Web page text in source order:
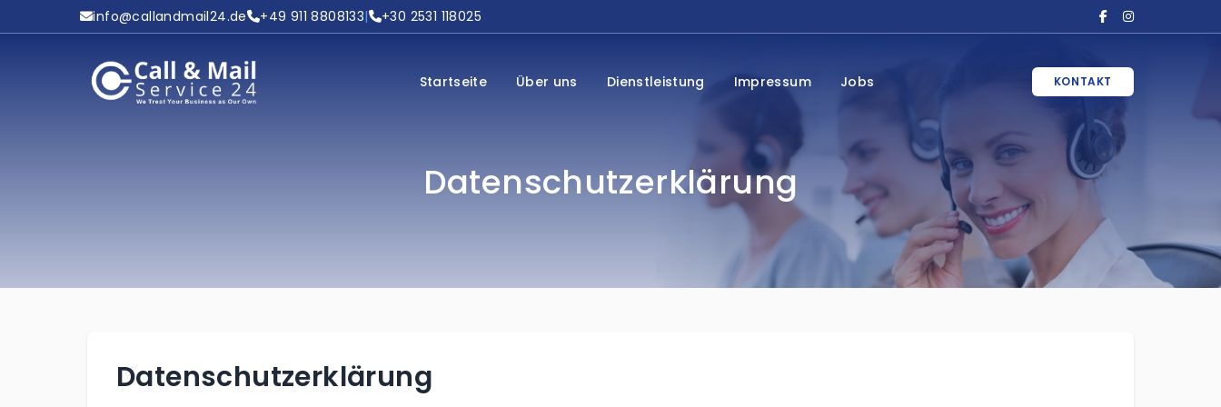
info@callandmail24.de +49 911 8808133| +30 2531 118025
Startseite Über uns Dienstleistung Impressum Jobs KONTAKT
Datenschutzerklärung
Datenschutz­erklärung